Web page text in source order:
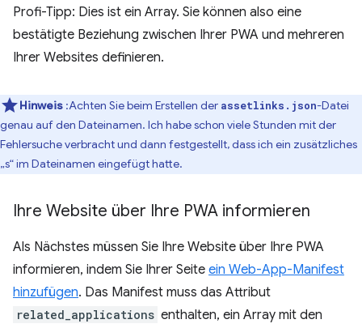
Profi-Tipp: Dies ist ein Array. Sie können also eine
bestätigte Beziehung zwischen Ihrer PWA und mehreren
Ihrer Websites definieren.
Hinweis :Achten Sie beim Erstellen der assetlinks.json-Datei
genau auf den Dateinamen. Ich habe schon viele Stunden mit der
Fehlersuche verbracht und dann festgestellt, dass ich ein zusätzliches
„s“ im Dateinamen eingefügt hatte.
Ihre Website über Ihre PWA informieren
Als Nächstes müssen Sie Ihre Website über Ihre PWA
informieren, indem Sie Ihrer Seite ein Web-App-Manifest
hinzufügen. Das Manifest muss das Attribut
related_applications enthalten, ein Array mit den